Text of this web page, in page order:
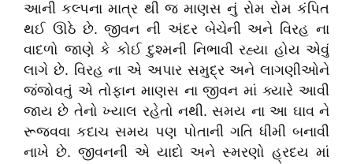
આની કલ્પના માત્ર થી જ માણસ નું રોમ રોમ કંપિત
થઈ ઊઠે છે. જીવન ની અંદર બેચેની અને વિરહ ના
વાદળો જાણે કે કોઈ દુશ્મની નિભાવી રહ્યા હોય એવું
લાગે છે. વિરહ ના એ અપાર સમુદ્ર અને લાગણીઓને
જંજોવતું એ તોફાન માણસ ના જીવન માં ક્યારે આવી
જાય છે તેનો ખ્યાલ રહેતો નથી. સમય ના આ ઘાવ ને
રૂજવવા કદાચ સમય પણ પોતાની ગતિ ધીમી બનાવી
નાખે છે. જીવનની એ યાદો અને સ્મરણો હ્રદય માં